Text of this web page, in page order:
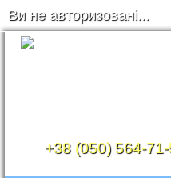
Ви не авторизовані...
+38 (050) 564-